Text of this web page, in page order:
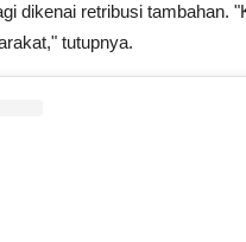
dikenai retribusi tambahan.
tutupnya.